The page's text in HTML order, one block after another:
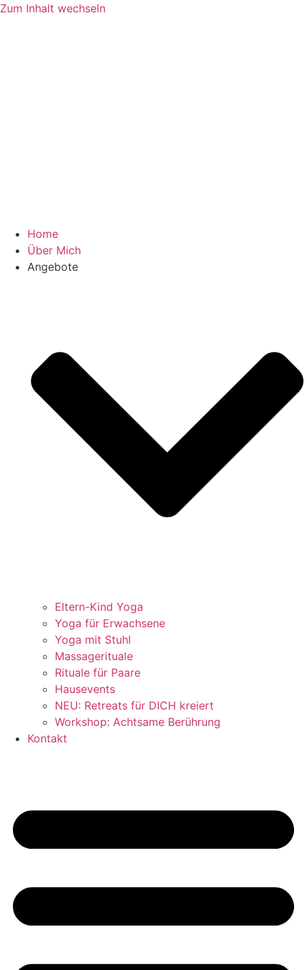
Zum Inhalt wechseln
Home
Über Mich
Angebote
Eltern-Kind Yoga
Yoga für Erwachsene
Yoga mit Stuhl
Massagerituale
Rituale für Paare
Hausevents
NEU: Retreats für DICH kreiert
Workshop: Achtsame Berührung
Kontakt